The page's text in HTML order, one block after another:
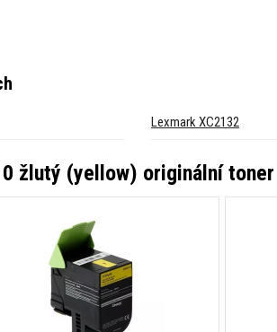
Lexmark XC2132
žlutý (yellow) originální toner